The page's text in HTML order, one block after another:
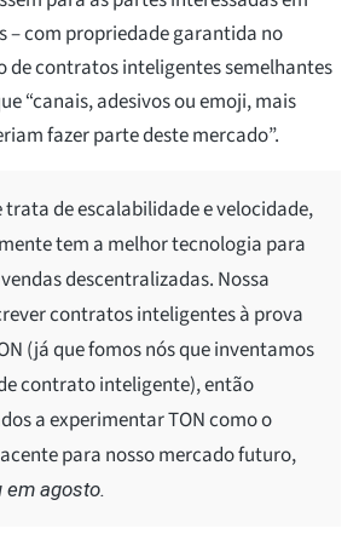
– com propriedade garantida no
de contratos inteligentes semelhantes
“canais, adesivos ou emoji, mais
fazer parte deste mercado”.
trata de escalabilidade e velocidade,
tem a melhor tecnologia para
descentralizadas. Nossa
contratos inteligentes à prova
(já que fomos nós que inventamos
contrato inteligente), então
a experimentar TON como o
para nosso mercado futuro,
em agosto.